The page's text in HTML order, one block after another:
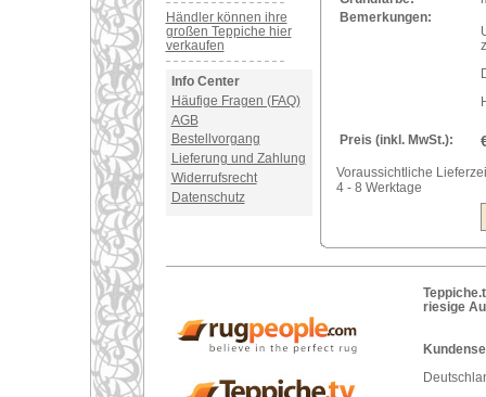
Händler können ihre
großen Teppiche hier
verkaufen
Info Center
Häufige Fragen (FAQ)
AGB
Bestellvorgang
Lieferung und Zahlung
Widerrufsrecht
Datenschutz
Bemerkungen:
Preis (inkl. MwSt.):
Voraussichtliche
4 - 8 Werktage
riesige